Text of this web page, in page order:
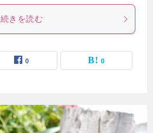
続きを読む
0 0